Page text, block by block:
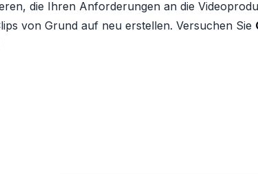
die Ihren Anforderungen an die
von Grund auf neu erstellen. Versuchen Sie